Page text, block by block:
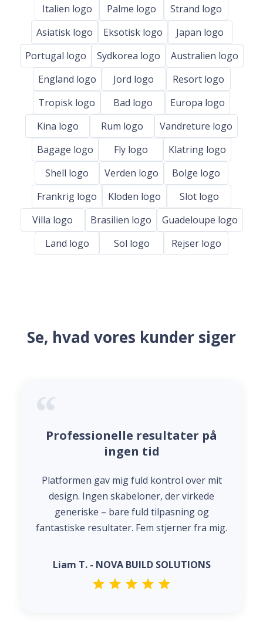
Italien logo Palme logo
Strand logo
Asiatisk logo
Eksotisk logo
Japan logo
Portugal logo
Sydkorea logo
Australien logo
England logo
Jord logo
Resort logo
Tropisk logo
Bad logo
Europa logo
Kina logo
Rum logo
Vandreture logo
Bagage logo
Fly logo
Klatring logo
Shell logo
Verden logo
Bolge logo
Frankrig logo
Kloden logo
Slot logo
Villa logo
Brasilien logo
Guadeloupe logo
Land logo
Sol logo Rejser logo
Se, hvad vores kunder siger
Professionelle resultater på
ingen tid
Platformen gav mig fuld kontrol over mit
design. Ingen skabeloner, der virkede
generiske – bare fuld tilpasning og
fantastiske resultater. Fem stjerner fra mig.
Liam T. - NOVA BUILD SOLUTIONS